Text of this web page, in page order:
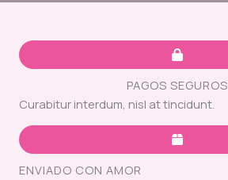
PAGOS SEGUROS
Curabitur interdum, nisl at tincidunt.
ENVIADO CON AMOR